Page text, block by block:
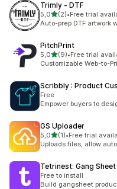
Trimly ‑ DTF
5,05 yıldız üzerinden
(2)
toplam 2 değerlendirme
•Free trial
Auto-prep DTF artwork
PitchPrint
5,05 yıldız üzerinden
(9)
toplam 9 değerlendirme
•Free trial
Customizable Web-to-
Scribbly : Product
Free
Empower buyers to
GS Uploader
5,05 yıldız üzerinden
(1)
toplam 1 değerlendirme
•Free trial
Uploads files, allow
Tetrinest: Gang
Free to install
Build gangsheet